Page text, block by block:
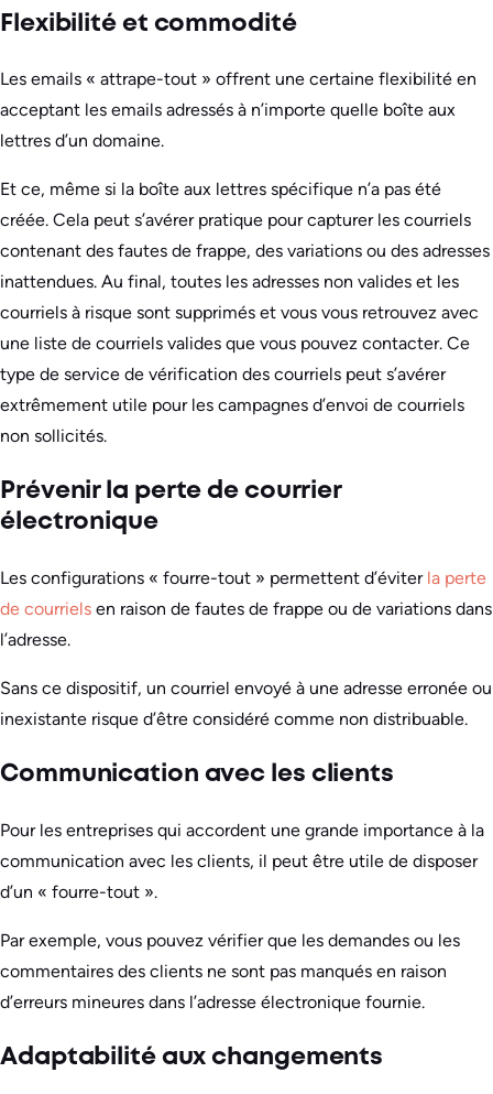
Flexibilité et commodité
Les emails « attrape-tout » offrent une certaine flexibilité en
acceptant les emails adressés à n’importe quelle boîte aux
lettres d’un domaine.
Et ce, même si la boîte aux lettres spécifique n’a pas été
créée. Cela peut s’avérer pratique pour capturer les courriels
contenant des fautes de frappe, des variations ou des adresses
inattendues. Au final, toutes les adresses non valides et les
courriels à risque sont supprimés et vous vous retrouvez avec
une liste de courriels valides que vous pouvez contacter. Ce
type de service de vérification des courriels peut s’avérer
extrêmement utile pour les campagnes d’envoi de courriels
non sollicités.
Prévenir la perte de courrier
électronique
Les configurations « fourre-tout » permettent d’éviter la perte
de courriels en raison de fautes de frappe ou de variations dans
l’adresse.
Sans ce dispositif, un courriel envoyé à une adresse erronée ou
inexistante risque d’être considéré comme non distribuable.
Communication avec les clients
Pour les entreprises qui accordent une grande importance à la
communication avec les clients, il peut être utile de disposer
d’un « fourre-tout ».
Par exemple, vous pouvez vérifier que les demandes ou les
commentaires des clients ne sont pas manqués en raison
d’erreurs mineures dans l’adresse électronique fournie.
Adaptabilité aux changements